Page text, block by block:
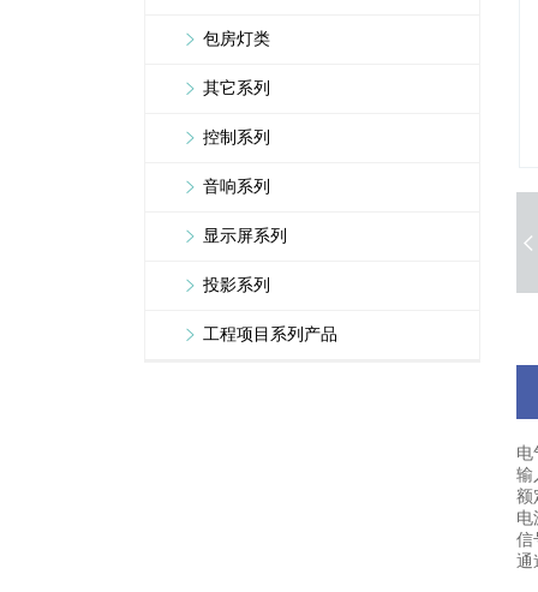
包房灯类
其它系列
控制系列
音响系列
显示屏系列
投影系列
工程项目系列产品
电
输
额
电
信
通